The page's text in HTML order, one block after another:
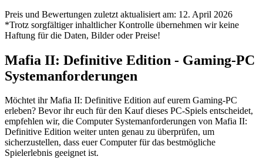
Preis und Bewertungen zuletzt aktualisiert am: 12. April 2026
*Trotz sorgfältiger inhaltlicher Kontrolle übernehmen wir keine
Haftung für die Daten, Bilder oder Preise!
Mafia II: Definitive Edition - Gaming-PC
Systemanforderungen
Möchtet ihr Mafia II: Definitive Edition auf eurem Gaming-PC
erleben? Bevor ihr euch für den Kauf dieses PC-Spiels entscheidet,
empfehlen wir, die Computer Systemanforderungen von Mafia II:
Definitive Edition weiter unten genau zu überprüfen, um
sicherzustellen, dass euer Computer für das bestmögliche
Spielerlebnis geeignet ist.